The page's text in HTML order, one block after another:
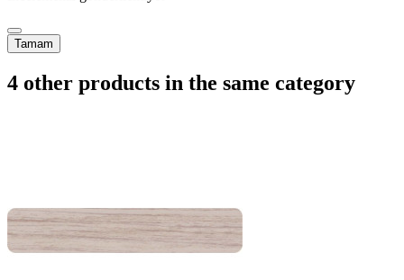
Tamam
4 other products in the same category